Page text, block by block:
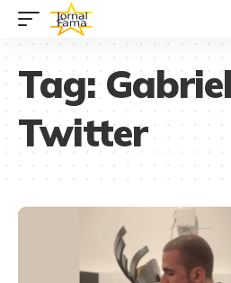
Tag:
Twitter